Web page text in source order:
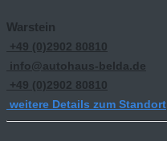
Warstein
+49 (0)2902 80810
info@autohaus-belda.de
+49 (0)2902 80810
weitere Details zum Standort